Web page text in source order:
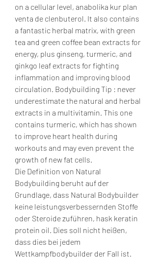
on a cellular level, anabolika kur plan
venta de clenbuterol. It also contains
a fantastic herbal matrix, with green
tea and green coffee bean extracts for
energy, plus ginseng, turmeric, and
ginkgo leaf extracts for fighting
inflammation and improving blood
circulation. Bodybuilding Tip : never
underestimate the natural and herbal
extracts in a multivitamin. This one
contains turmeric, which has shown
to improve heart health during
workouts and may even prevent the
growth of new fat cells.
Die Definition von Natural
Bodybuilding beruht auf der
Grundlage, dass Natural Bodybuilder
keine leistungsverbessernden Stoffe
oder Steroide zuführen, hask keratin
protein oil. Dies soll nicht heißen,
dass dies bei jedem
Wettkampfbodybuilder der Fall ist.